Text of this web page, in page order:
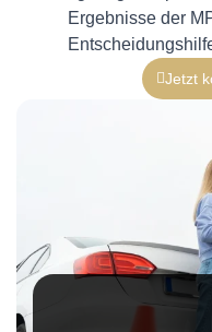
Ergebnisse der
Jetzt